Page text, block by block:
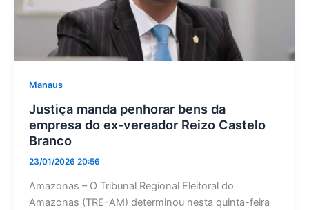
Manaus
Justiça manda penhorar bens da
empresa do ex-vereador Reizo Castelo
Branco
23/01/2026 20:56
Amazonas – O Tribunal Regional Eleitoral do
Amazonas (TRE-AM) determinou nesta quinta-feira